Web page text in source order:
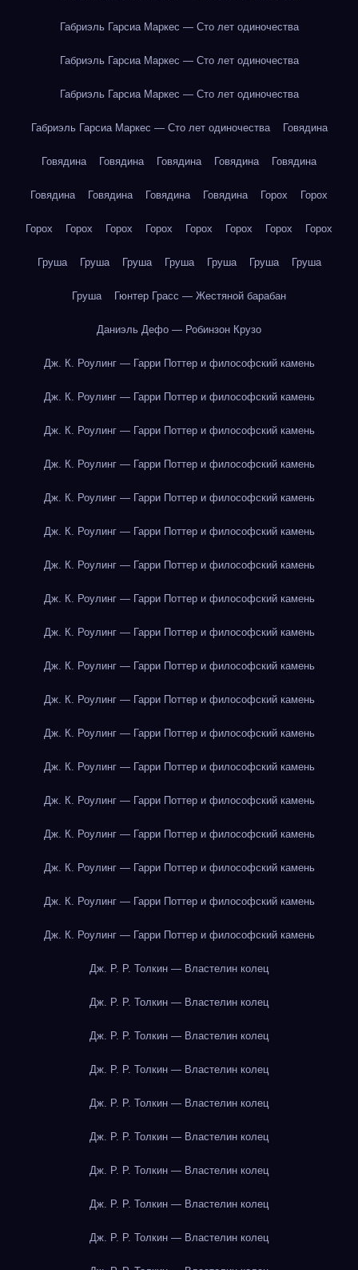
Габриэль Гарсиа Маркес — Сто лет одиночества
Габриэль Гарсиа Маркес — Сто лет одиночества
Габриэль Гарсиа Маркес — Сто лет одиночества
Габриэль Гарсиа Маркес — Сто лет одиночества Говядина
Говядина Говядина Говядина Говядина Говядина
Говядина Говядина Говядина Говядина Горох Горох
Горох Горох Горох Горох Горох Горох Горох Горох
Груша Груша Груша Груша Груша Груша Груша
Груша Гюнтер Грасс — Жестяной барабан
Даниэль Дефо — Робинзон Крузо
Дж. К. Роулинг — Гарри Поттер и философский камень
Дж. К. Роулинг — Гарри Поттер и философский камень
Дж. К. Роулинг — Гарри Поттер и философский камень
Дж. К. Роулинг — Гарри Поттер и философский камень
Дж. К. Роулинг — Гарри Поттер и философский камень
Дж. К. Роулинг — Гарри Поттер и философский камень
Дж. К. Роулинг — Гарри Поттер и философский камень
Дж. К. Роулинг — Гарри Поттер и философский камень
Дж. К. Роулинг — Гарри Поттер и философский камень
Дж. К. Роулинг — Гарри Поттер и философский камень
Дж. К. Роулинг — Гарри Поттер и философский камень
Дж. К. Роулинг — Гарри Поттер и философский камень
Дж. К. Роулинг — Гарри Поттер и философский камень
Дж. К. Роулинг — Гарри Поттер и философский камень
Дж. К. Роулинг — Гарри Поттер и философский камень
Дж. К. Роулинг — Гарри Поттер и философский камень
Дж. К. Роулинг — Гарри Поттер и философский камень
Дж. К. Роулинг — Гарри Поттер и философский камень
Дж. Р. Р. Толкин — Властелин колец
Дж. Р. Р. Толкин — Властелин колец
Дж. Р. Р. Толкин — Властелин колец
Дж. Р. Р. Толкин — Властелин колец
Дж. Р. Р. Толкин — Властелин колец
Дж. Р. Р. Толкин — Властелин колец
Дж. Р. Р. Толкин — Властелин колец
Дж. Р. Р. Толкин — Властелин колец
Дж. Р. Р. Толкин — Властелин колец